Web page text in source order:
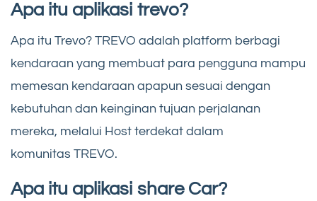
Apa itu aplikasi trevo?
Apa itu Trevo? TREVO adalah platform berbagi
kendaraan yang membuat para pengguna mampu
memesan kendaraan apapun sesuai dengan
kebutuhan dan keinginan tujuan perjalanan
mereka, melalui Host terdekat dalam
komunitas TREVO.
Apa itu aplikasi share Car?